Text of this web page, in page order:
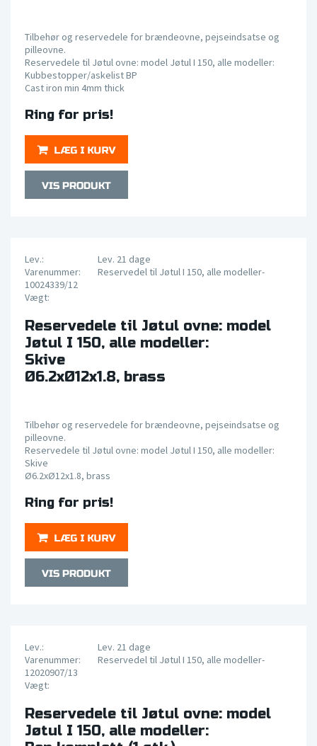
Tilbehør og reservedele for brændeovne, pejseindsatse og
pilleovne.
Reservedele til Jøtul ovne: model Jøtul I 150, alle modeller:
Kubbestopper/askelist BP
Cast iron min 4mm thick
Ring for pris!
Lev.:
Lev. 21 dage
Varenummer:
Reservedel til Jøtul I 150, alle modeller-
10024339/12
Vægt:
Reservedele til Jøtul ovne: model
Jøtul I 150, alle modeller:
Skive
Ø6.2xØ12x1.8, brass
Tilbehør og reservedele for brændeovne, pejseindsatse og
pilleovne.
Reservedele til Jøtul ovne: model Jøtul I 150, alle modeller:
Skive
Ø6.2xØ12x1.8, brass
Ring for pris!
Lev.:
Lev. 21 dage
Varenummer:
Reservedel til Jøtul I 150, alle modeller-
12020907/13
Vægt:
Reservedele til Jøtul ovne: model
Jøtul I 150, alle modeller: